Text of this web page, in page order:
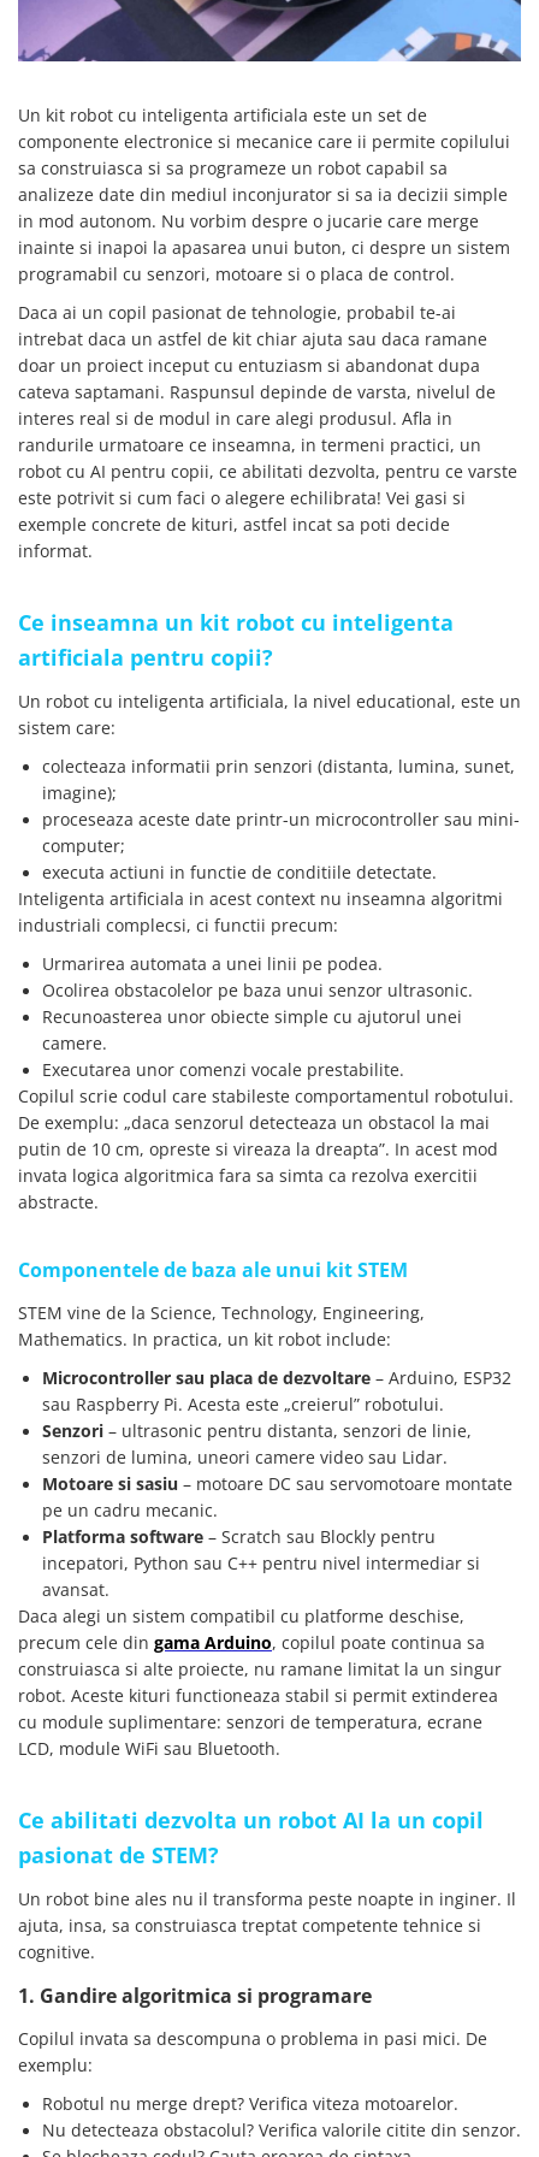
Seturi de Surubelnite
Cuttere
Chei Dinamometrice
Chei Fixe
Chei Reglabile
Chei Combinate
Chei Inelare cu Cot
Rulete
Nivele cu bula
Truse de Scule
Scule Electrice
Unelte Multifunctionale
Surubelnite Electrice
Polizoare
Masini de Gaurit si Insurubat
Accesorii pentru Gaurit
Electronica
Unelte pentru Electronica
Aparate de Sudura in Puncte
Microscoape Digitale
Osciloscoape Digitale
Generatoare de Semnal
Surse de Laborator
Statii de Lipit
Letcon
Accesorii pentru Lipit
Surubelnite de Precizie
Clesti de Precizie
Kituri Electronice
Placi de Dezvoltare
Placi de Expansiune
Module Electronice
Senzori Electronici
Componente Electronice
Electrice
Acumulatori si Baterii
Acumulatori
Baterii
Distributie Comutatie si Protectie
Contoare si Relee Electrice
Sigurante Automate
Sigurante Fuzibile
Sigurante Diferentiale RCBO
Protectii diferentiale RCCB
Dispozitive AFDD detectare defect
arc electric
Descarcatoare de Supratensiune
Contactoare
Blocuri de Distributie
Tablouri Electrice
Stabilizatoare de Tensiune
Convertoare de Tensiune
Banda Izolatoare
Panouri Fotovoltaice
Smart Home
Intrerupatoare Smart
Prize Inteligente
Module Smart Home
Camere Supraveghere
Iluminat
SCHRACK TECHNIK
SAMSUNG
SANYO
SUPERFIRE
SONOFF
TERMOPASTY
TOPDON
TAXNELE
TENPOWER
VICTOR
VETO PRO PAC
WEICON
WERA
WIHA
WAIT TOOLS
WEEEMAKE
YAHBOOM
ZUBR
Un kit robot cu inteligenta artificiala este un set de
componente electronice si mecanice care ii permite copilului
sa construiasca si sa programeze un robot capabil sa
analizeze date din mediul inconjurator si sa ia decizii simple
in mod autonom. Nu vorbim despre o jucarie care merge
inainte si inapoi la apasarea unui buton, ci despre un sistem
programabil cu senzori, motoare si o placa de control.
Daca ai un copil pasionat de tehnologie, probabil te-ai
intrebat daca un astfel de kit chiar ajuta sau daca ramane
doar un proiect inceput cu entuziasm si abandonat dupa
cateva saptamani. Raspunsul depinde de varsta, nivelul de
interes real si de modul in care alegi produsul. Afla in
randurile urmatoare ce inseamna, in termeni practici, un
robot cu AI pentru copii, ce abilitati dezvolta, pentru ce varste
este potrivit si cum faci o alegere echilibrata! Vei gasi si
exemple concrete de kituri, astfel incat sa poti decide
informat.
Ce inseamna un kit robot cu inteligenta
artificiala pentru copii?
Un robot cu inteligenta artificiala, la nivel educational, este un
sistem care:
colecteaza informatii prin senzori (distanta, lumina, sunet,
imagine);
proceseaza aceste date printr-un microcontroller sau mini-
computer;
executa actiuni in functie de conditiile detectate.
Inteligenta artificiala in acest context nu inseamna algoritmi
industriali complecsi, ci functii precum:
Urmarirea automata a unei linii pe podea.
Ocolirea obstacolelor pe baza unui senzor ultrasonic.
Recunoasterea unor obiecte simple cu ajutorul unei
camere.
Executarea unor comenzi vocale prestabilite.
Copilul scrie codul care stabileste comportamentul robotului.
De exemplu: „daca senzorul detecteaza un obstacol la mai
putin de 10 cm, opreste si vireaza la dreapta”. In acest mod
invata logica algoritmica fara sa simta ca rezolva exercitii
abstracte.
Componentele de baza ale unui kit STEM
STEM vine de la Science, Technology, Engineering,
Mathematics. In practica, un kit robot include:
Microcontroller sau placa de dezvoltare – Arduino, ESP32
sau Raspberry Pi. Acesta este „creierul” robotului.
Senzori – ultrasonic pentru distanta, senzori de linie,
senzori de lumina, uneori camere video sau Lidar.
Motoare si sasiu – motoare DC sau servomotoare montate
pe un cadru mecanic.
Platforma software – Scratch sau Blockly pentru
incepatori, Python sau C++ pentru nivel intermediar si
avansat.
Daca alegi un sistem compatibil cu platforme deschise,
precum cele din gama Arduino, copilul poate continua sa
construiasca si alte proiecte, nu ramane limitat la un singur
robot. Aceste kituri functioneaza stabil si permit extinderea
cu module suplimentare: senzori de temperatura, ecrane
LCD, module WiFi sau Bluetooth.
Ce abilitati dezvolta un robot AI la un copil
pasionat de STEM?
Un robot bine ales nu il transforma peste noapte in inginer. Il
ajuta, insa, sa construiasca treptat competente tehnice si
cognitive.
1. Gandire algoritmica si programare
Copilul invata sa descompuna o problema in pasi mici. De
exemplu:
Robotul nu merge drept? Verifica viteza motoarelor.
Nu detecteaza obstacolul? Verifica valorile citite din senzor.